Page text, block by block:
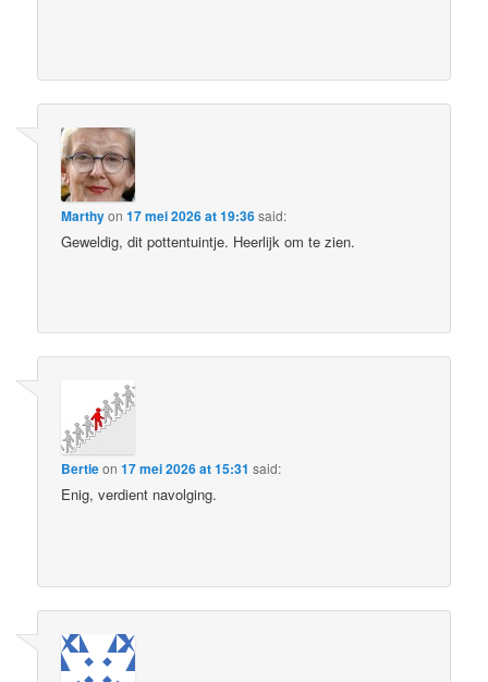
Marthyon17 mei 2026 at 19:36said:
Geweldig, dit pottentuintje. Heerlijk om te zien.
Bertieon17 mei 2026 at 15:31 said:
Enig, verdient navolging.